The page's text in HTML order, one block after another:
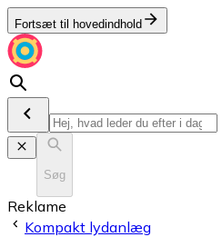
Fortsæt til hovedindhold
Søg
Reklame
Kompakt lydanlæg